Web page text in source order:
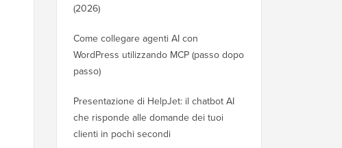
(2026)
Come collegare agenti AI con
WordPress utilizzando MCP (passo dopo
passo)
Presentazione di HelpJet: il chatbot AI
che risponde alle domande dei tuoi
clienti in pochi secondi